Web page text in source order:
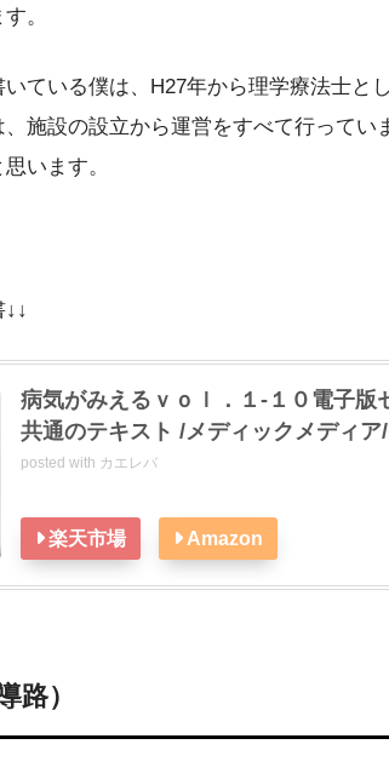
。
ている僕は、H27年から理学療法士と
施設の設立から運営をすべて行ってい
います。
病気がみえるｖｏｌ．１-１０電子版
共通のテキスト /メディックメディ
posted with カエレバ
楽天市場 Amazon
路）